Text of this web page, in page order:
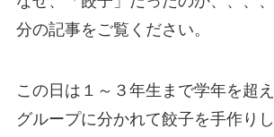
分の記事をご覧ください。
この日は１～３年生まで学年を超
グループに分かれて餃子を手作りし